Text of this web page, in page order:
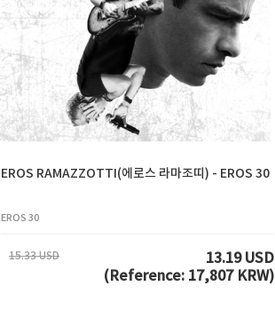
EROS RAMAZZOTTI(에로스 라마조띠) - EROS 30
EROS 30
15.33 USD
13.19 USD
(Reference: 17,807 KRW)